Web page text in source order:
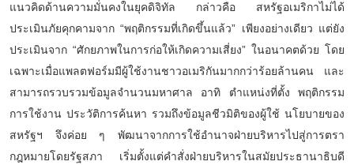
แนวคิดด้านความมั่นคงในยุคดิจิทัล กล่าวคือ สหรัฐอเมริกาไม่ได้
ประเมินภัยคุกคามจาก “พฤติกรรมที่เกิดขึ้นแล้ว” เพียงอย่างเดียว แต่ยัง
ประเมินจาก “ศักยภาพในการก่อให้เกิดความเสี่ยง” ในอนาคตด้วย โดย
เฉพาะเมื่อแพลตฟอร์มมีผู้ใช้งานชาวอเมริกันมากกว่าร้อยล้านคน และ
สามารถรวบรวมข้อมูลจำนวนมหาศาล อาทิ ตำแหน่งที่ตั้ง พฤติกรรม
การใช้งาน ประวัติการค้นหา รวมถึงข้อมูลชีวมิติของผู้ใช้ นโยบายของ
สหรัฐฯ จึงค่อย ๆ พัฒนาจากการใช้อำนาจฝ่ายบริหารไปสู่การตรา
กฎหมายโดยรัฐสภา เริ่มตั้งแต่คำสั่งฝ่ายบริหารในสมัยประธานาธิบดี